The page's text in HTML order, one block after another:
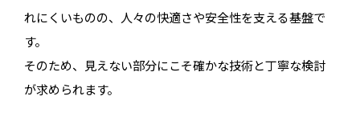
れにくいものの、人々の快適さや安全性を支える基盤で
す。
そのため、見えない部分にこそ確かな技術と丁寧な検討
が求められます。